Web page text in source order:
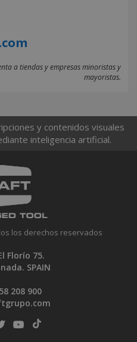
a tiendas y empresas minoristas y
mayoristas.
y contenidos visuales
inteligencia artificial.
los derechos reservados
Florío 75.
SPAIN
208 900